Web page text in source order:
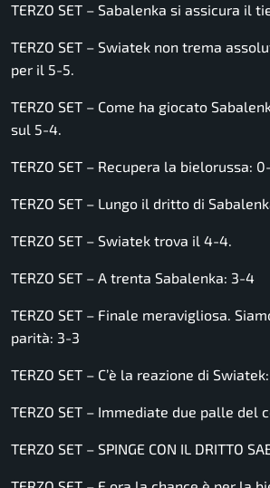
TERZO SET – Sabalenka si assicura il
TERZO SET – Swiatek non trema
per il 5-5.
TERZO SET – Come ha giocato
sul 5-4.
TERZO SET – Recupera la bielorussa:
TERZO SET – Lungo il dritto di
TERZO SET – Swiatek trova il 4-4.
TERZO SET – A trenta Sabalenka: 3-4
TERZO SET – Finale meravigliosa.
parità: 3-3
TERZO SET – C’è la reazione di
TERZO SET – Immediate due palle del
TERZO SET – SPINGE CON IL DRITTO